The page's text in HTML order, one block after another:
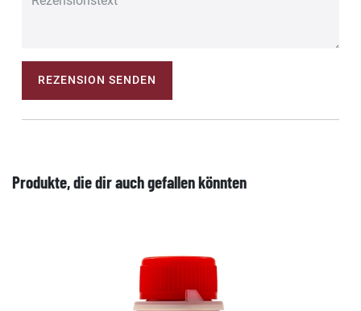
REZENSION SENDEN
Produkte, die dir auch gefallen könnten